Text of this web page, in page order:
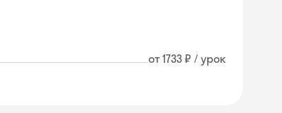
от 1733 ₽ / урок